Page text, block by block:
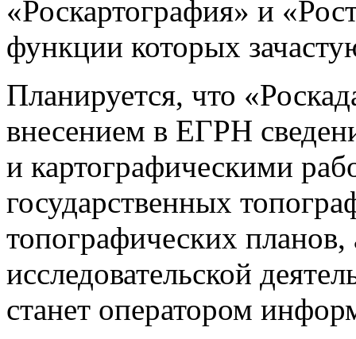
«Роскартография» и
функции которых
Планируется, что
внесением в ЕГРН
и картографическими
государственных
топографических
исследовательской
станет оператором